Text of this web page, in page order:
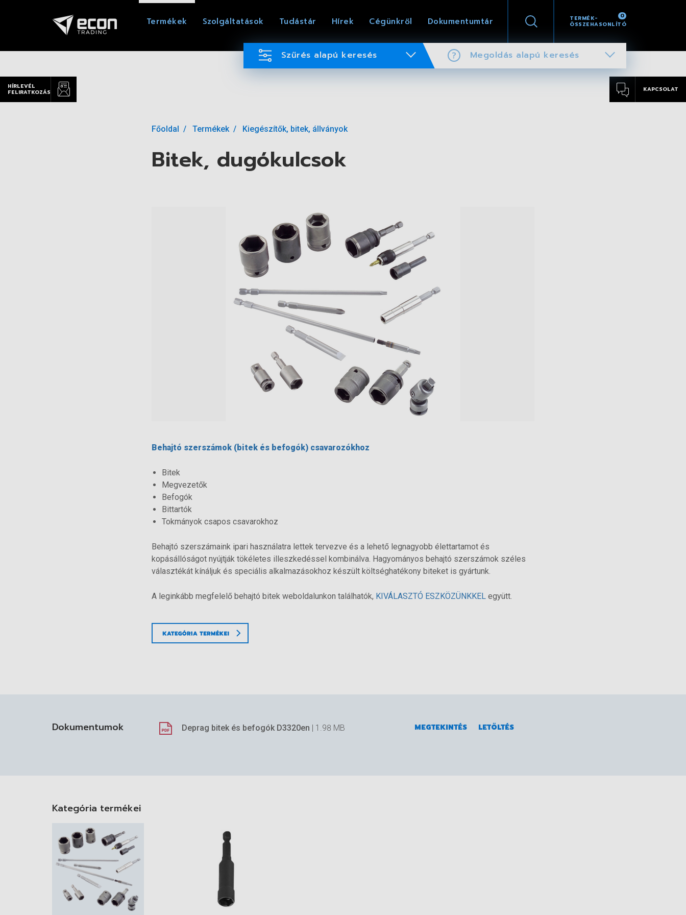
TERMÉK-
ÖSSZEHASONLÍTÓ
0
Termékek Szolgáltatások Tudástár Hírek Cégünkről Dokumentumtár
Szűrés alapú keresés Megoldás alapú keresés
HÍRLEVÉL
FELIRATKOZÁS
KAPCSOLAT
Főoldal Termékek Kiegészítők, bitek, állványok
Bitek, dugókulcsok
Behajtó szerszámok (bitek és befogók) csavarozókhoz
Bitek
Megvezetők
Befogók
Bittartók
Tokmányok csapos csavarokhoz
Behajtó szerszámaink ipari használatra lettek tervezve és a lehető legnagyobb élettartamot és
kopásállóságot nyújtják tökéletes illeszkedéssel kombinálva. Hagyományos behajtó szerszámok széles
választékát kínáljuk és speciális alkalmazásokhoz készült költséghatékony biteket is gyártunk.
A leginkább megfelelő behajtó bitek weboldalunkon találhatók, KIVÁLASZTÓ ESZKÖZÜNKKEL együtt.
Dokumentumok Deprag bitek és befogók D3320en | 1.98 MB MEGTEKINTÉS LETÖLTÉS
Kategória termékei